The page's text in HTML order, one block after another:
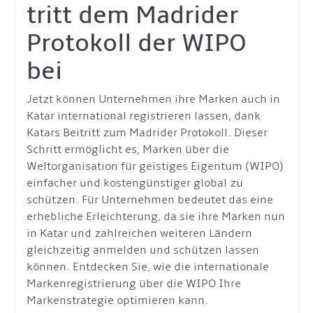
tritt dem Madrider
Protokoll der WIPO
bei
Jetzt können Unternehmen ihre Marken auch in
Katar international registrieren lassen, dank
Katars Beitritt zum Madrider Protokoll. Dieser
Schritt ermöglicht es, Marken über die
Weltorganisation für geistiges Eigentum (WIPO)
einfacher und kostengünstiger global zu
schützen. Für Unternehmen bedeutet das eine
erhebliche Erleichterung, da sie ihre Marken nun
in Katar und zahlreichen weiteren Ländern
gleichzeitig anmelden und schützen lassen
können. Entdecken Sie, wie die internationale
Markenregistrierung über die WIPO Ihre
Markenstrategie optimieren kann.